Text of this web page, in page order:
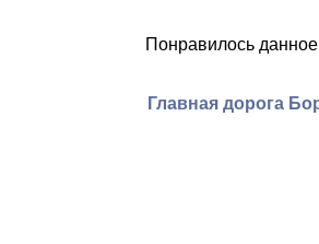
Понравилось
Главная дорога